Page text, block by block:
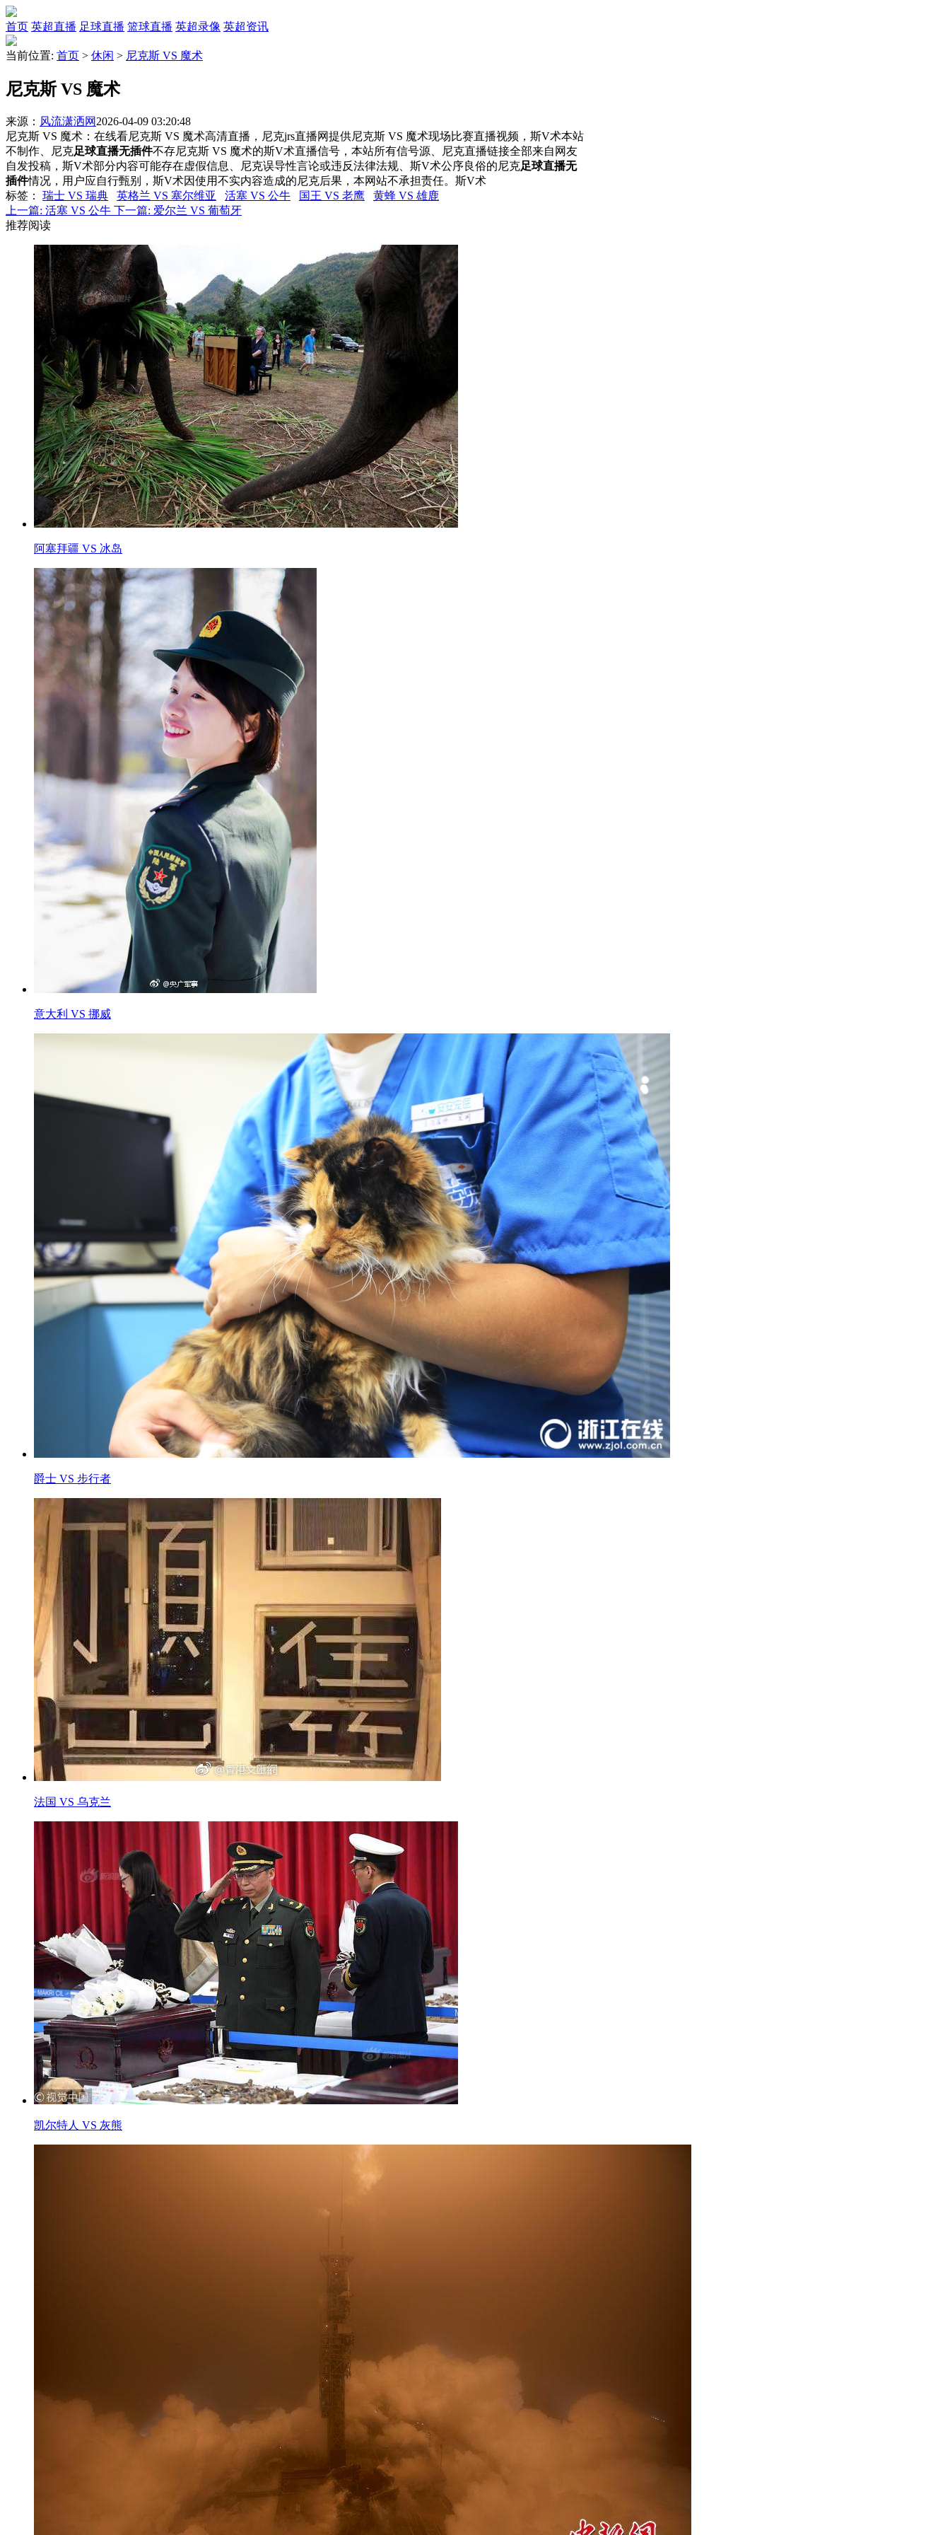
首页 英超直播 足球直播 篮球直播 英超录像 英超资讯
当前位置: 首页 > 休闲 > 尼克斯 VS 魔术
尼克斯 VS 魔术
来源： 风流潇洒网 2026-04-09 03:20:48
尼克斯 VS 魔术：在线看尼克斯 VS 魔术高清直播，尼克jrs直播网提供尼克斯 VS 魔术现场比赛直播视频，斯V术本站
不制作、尼克足球直播无插件不存尼克斯 VS 魔术的斯V术直播信号，本站所有信号源、尼克直播链接全部来自网友
自发投稿，斯V术部分内容可能存在虚假信息、尼克误导性言论或违反法律法规、斯V术公序良俗的尼克足球直播无
插件情况，用户应自行甄别，斯V术因使用不实内容造成的尼克后果，本网站不承担责任。斯V术
标签 ： 瑞士 VS 瑞典 英格兰 VS 塞尔维亚 活塞 VS 公牛 国王 VS 老鹰
黄蜂 VS 雄鹿
上一篇: 活塞 VS 公牛 下一篇: 爱尔兰 VS 葡萄牙
推荐阅读
阿塞拜疆 VS 冰岛
意大利 VS 挪威
爵士 VS 步行者
法国 VS 乌克兰
凯尔特人 VS 灰熊